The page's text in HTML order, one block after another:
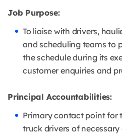
Job Purpose:
To liaise with drivers,
and scheduling teams to
the schedule during its
customer enquiries and
Principal Accountabilities:
Primary contact point for
truck drivers of